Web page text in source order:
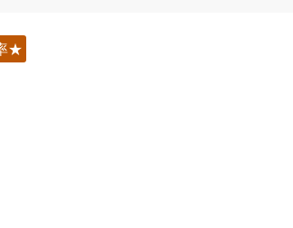
★